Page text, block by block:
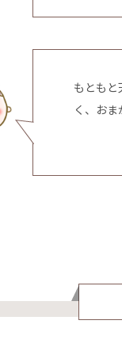
もとも
く、おま